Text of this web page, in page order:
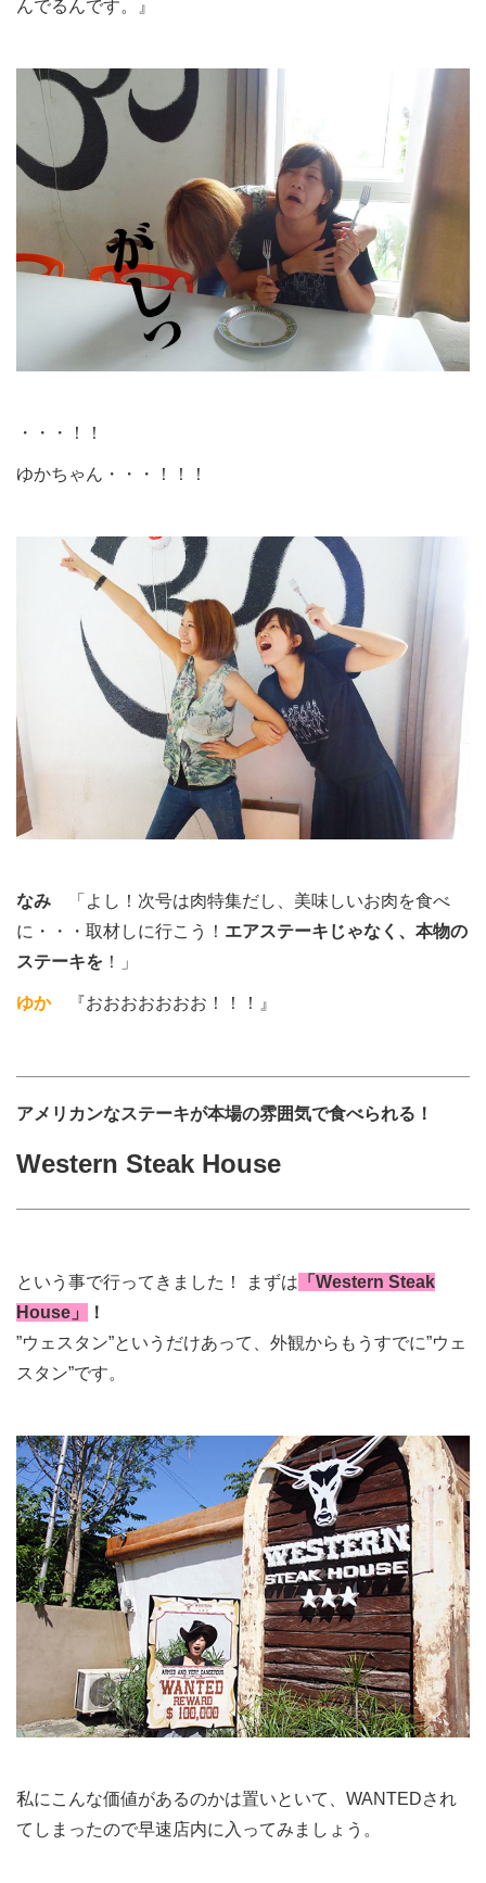
んでるんです。』
・・・！！
ゆかちゃん・・・！！！
なみ 「よし！次号は肉特集だし、美味しいお肉を食べ
に・・・取材しに行こう！ エアステーキじゃなく、本物の
ステーキを ！」
ゆか 『おおおおおおお！！！』
アメリカンなステーキが本場の雰囲気で食べられる！
Western Steak House
という事で行ってきました！ まずは 「Western Steak
House」
！
”ウェスタン”というだけあって、外観からもうすでに”ウェ
スタン”です。
私にこんな価値があるのかは置いといて、WANTEDされ
てしまったので早速店内に入ってみましょう。